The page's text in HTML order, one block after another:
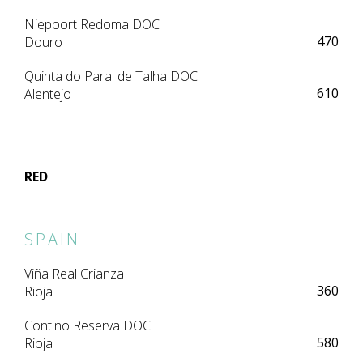
Niepoort Redoma DOC
Douro
470
Quinta do Paral de Talha DOC
Alentejo
610
RED
SPAIN
Viña Real Crianza
Rioja
360
Contino Reserva DOC
Rioja
580